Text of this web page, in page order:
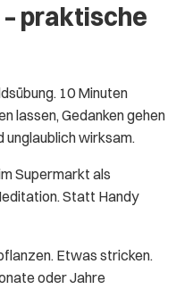
praktische
10 Minuten
lassen, Gedanken gehen
unglaublich wirksam.
Supermarkt als
Statt Handy
Etwas stricken.
oder Jahre